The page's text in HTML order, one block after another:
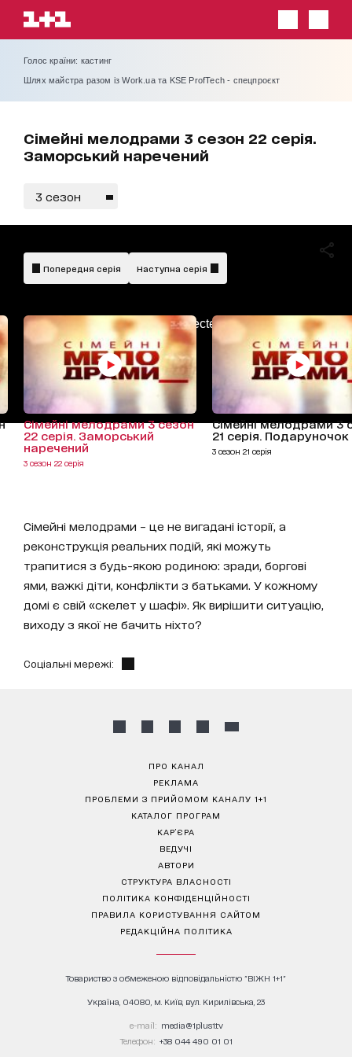
Голос країни: кастинг
Шлях майстра разом із Work.ua та KSE ProfTech - спецпроєкт
Сімейні мелодрами 3 сезон 22 серія.
Заморський наречений
3 сезон
AdBlockDetected!
Попередня серія Наступна серія
Сімейні мелодрами 3 сезон
22 серія. Заморський
наречений
3 сезон 22 серія
Сімейні мелодрами 3
21 серія. Подаруночок
3 сезон 21 серія
Сімейні мелодрами – це не вигадані історії, а
реконструкція реальних подій, які можуть
трапитися з будь-якою родиною: зради, боргові
ями, важкі діти, конфлікти з батьками. У кожному
домі є свій «скелет у шафі». Як вирішити ситуацію,
виходу з якої не бачить ніхто?
Соціальні мережі:
ПРО КАНАЛ
РЕКЛАМА
ПРОБЛЕМИ З ПРИЙОМОМ КАНАЛУ 1+1
КАТАЛОГ ПРОГРАМ
КАР’ЄРА
ВЕДУЧІ
АВТОРИ
СТРУКТУРА ВЛАСНОСТІ
ПОЛІТИКА КОНФІДЕНЦІЙНОСТІ
ПРАВИЛА КОРИСТУВАННЯ САЙТОМ
РЕДАКЦІЙНА ПОЛІТИКА
Товариство з обмеженою відповідальністю "ВІЖН 1+1"
Україна, 04080, м. Київ, вул. Кирилівська, 23
е-mail: media@1plus1.tv
Телефон: +38 044 490 01 01